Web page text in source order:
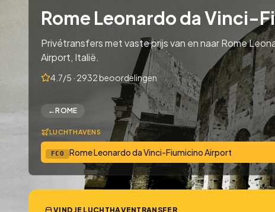
Rome Leonardo da Vinci-
Privétransfers met vaste prijs van en naar Rome
Airport, Italië.
4.7/5 · 2932 beoordelingen
←ROME
LUCHTHAVENS
FCO Rome Leonardo da Vinci-Fiumicino Airport
VIND JE LUCHTHAVENTRANSFER